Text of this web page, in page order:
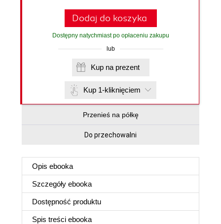
Dodaj do koszyka
Dostępny natychmiast po opłaceniu zakupu
lub
Kup na prezent
Kup 1-kliknięciem
Przenieś na półkę
Do przechowalni
Opis ebooka
Szczegóły ebooka
Dostępność produktu
Spis treści ebooka